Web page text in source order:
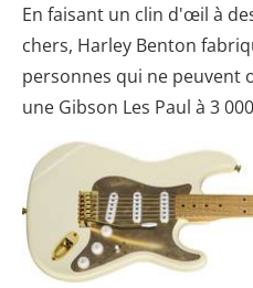
En faisant un clin d'œil à
chers, Harley Benton
personnes qui ne peuvent
une Gibson Les Paul à 3